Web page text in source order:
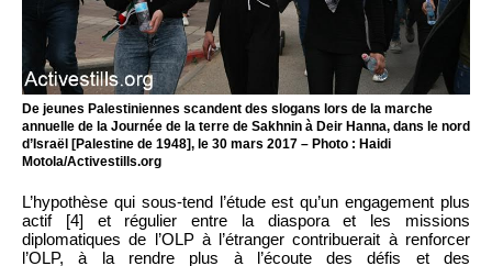
De jeunes Palestiniennes scandent des slogans lors de la marche
annuelle de la Journée de la terre de Sakhnin à Deir Hanna, dans le nord
d’Israël [Palestine de 1948], le 30 mars 2017 – Photo : Haidi
Motola/Activestills.org
L’hypothèse qui sous-tend l’étude est qu’un engagement plus
actif [4] et régulier entre la diaspora et les missions
diplomatiques de l’OLP à l’étranger contribuerait à renforcer
l’OLP, à la rendre plus à l’écoute des défis et des